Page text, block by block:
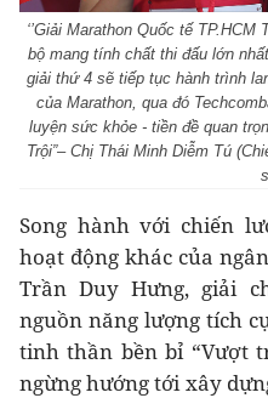
‘’Giải Marathon Quốc tế
bộ mang tính chất thi đấu lớn
giải thứ 4 sẽ tiếp tục hành trình
của Marathon, qua đó
luyện sức khỏe - tiền đề quan
Trội”– Chị Thái Minh Diễm Tú
Song hành với chiến
hoạt động khác của
Trần Duy Hưng, giải
nguồn năng lượng tích
tinh thần bền bỉ “Vượt
ngừng hướng tới xây